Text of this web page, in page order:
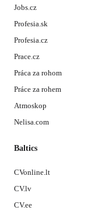
Jobs.cz
Profesia.sk
Profesia.cz
Prace.cz
Práca za rohom
Práce za rohem
Atmoskop
Nelisa.com
Baltics
CVonline.lt
CV.lv
CV.ee